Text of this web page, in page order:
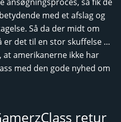
med et afslag og
Så da der midt om
er det til en stor skuffelse …
amerikanerne ikke har
med den gode nyhed om
retur